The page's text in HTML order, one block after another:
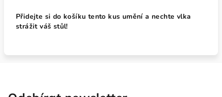
Přidejte si do košíku tento kus umění a nechte vlka
strážit váš stůl!